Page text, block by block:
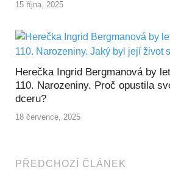
15 října, 2025
Herečka Ingrid Bergmanová by
110. Narozeniny. Proč opustila
dceru?
18 července, 2025
PŘEDCHOZÍ ČLÁNEK